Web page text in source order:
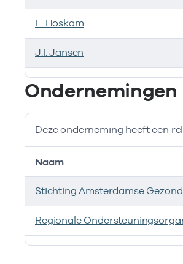
Bij deze onderneming werken de
E. Hoskam
J.I. Jansen
Ondernemingen
Deze onderneming heeft een
Deze onderneming heeft een
Naam
Stichting Amsterdamse
Regionale